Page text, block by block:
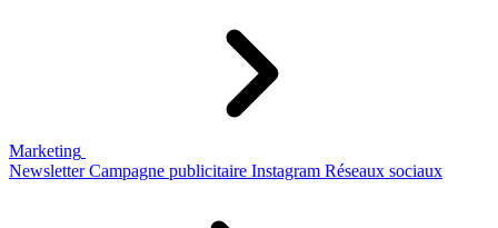
Marketing
Newsletter Campagne publicitaire Instagram Réseaux sociaux